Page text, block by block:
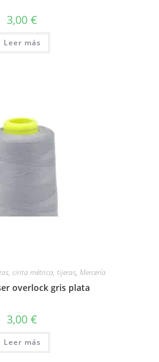
3,00 €
Leer más
cinta métrica, tijeras, Mercería
overlock gris plata
3,00 €
Leer más